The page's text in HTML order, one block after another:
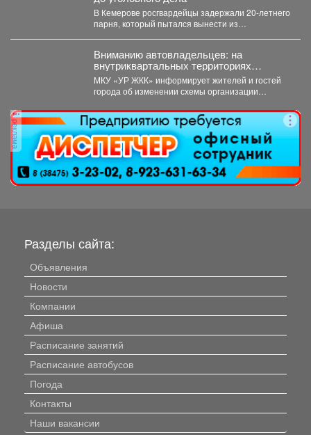
В Кемерове росгвардейцы задержали 20-летнего
парня, который пытался вынести из
Вниманию автовладельцев: на
внутриквартальных территориях
Междуреченского муниципального
округа вводятся ограничения стоянки.
МКУ «УР ЖКК» информирует жителей и гостей
города об изменении схемы организации
реклама
Разделы сайта:
Объявления
Новости
Компании
Афиша
Расписание занятий
Расписание автобусов
Погода
Контакты
Наши вакансии